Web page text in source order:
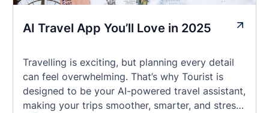
AI Travel App You’ll Love in 2025
Travelling is exciting, but planning every detail
can feel overwhelming. That’s why Tourist is
designed to be your AI-powered travel assistant,
making your trips smoother, smarter, and stress-